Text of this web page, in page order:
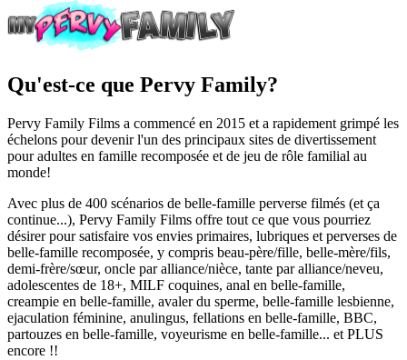
Qu'est-ce que Pervy Family?
Pervy Family Films a commencé en 2015 et a rapidement grimpé les
échelons pour devenir l'un des principaux sites de divertissement
pour adultes en famille recomposée et de jeu de rôle familial au
monde!
Avec plus de 400 scénarios de belle-famille perverse filmés (et ça
continue...), Pervy Family Films offre tout ce que vous pourriez
désirer pour satisfaire vos envies primaires, lubriques et perverses de
belle-famille recomposée, y compris beau-père/fille, belle-mère/fils,
demi-frère/sœur, oncle par alliance/nièce, tante par alliance/neveu,
adolescentes de 18+, MILF coquines, anal en belle-famille,
creampie en belle-famille, avaler du sperme, belle-famille lesbienne,
ejaculation féminine, anulingus, fellations en belle-famille, BBC,
partouzes en belle-famille, voyeurisme en belle-famille... et PLUS
encore !!